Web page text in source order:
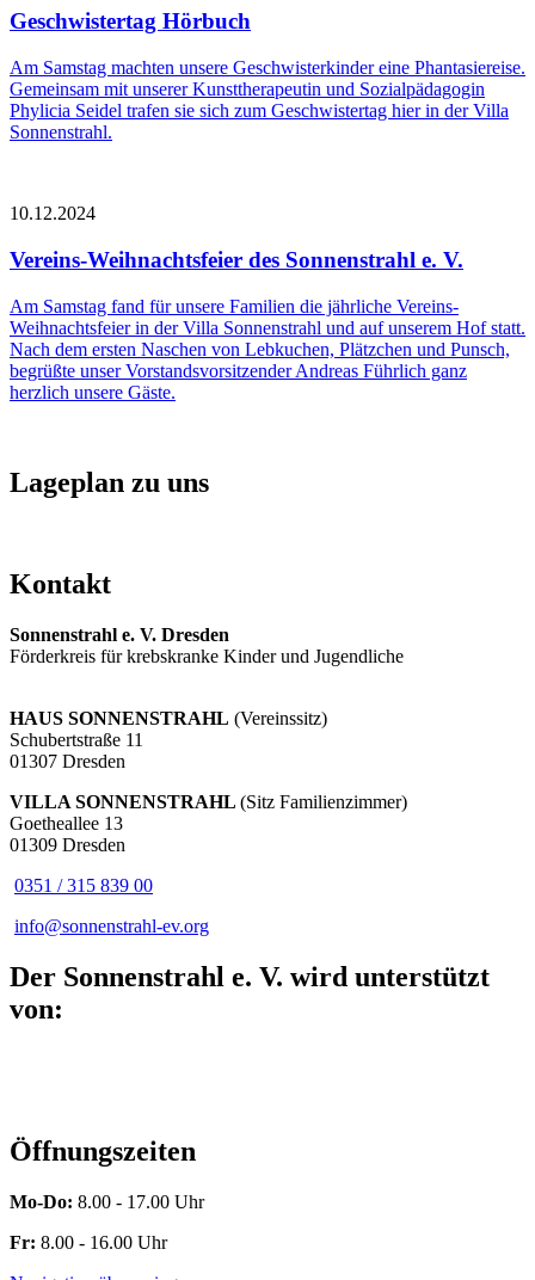
Geschwistertag Hörbuch
Am Samstag machten unsere Geschwisterkinder eine Phantasiereise.
Gemeinsam mit unserer Kunsttherapeutin und Sozialpädagogin
Phylicia Seidel trafen sie sich zum Geschwistertag hier in der Villa
Sonnenstrahl.
10.12.2024
Vereins-Weihnachtsfeier des Sonnenstrahl e. V.
Am Samstag fand für unsere Familien die jährliche Vereins-
Weihnachtsfeier in der Villa Sonnenstrahl und auf unserem Hof statt.
Nach dem ersten Naschen von Lebkuchen, Plätzchen und Punsch,
begrüßte unser Vorstandsvorsitzender Andreas Führlich ganz
herzlich unsere Gäste.
Lageplan zu uns
Kontakt
Sonnenstrahl e. V. Dresden
Förderkreis für krebskranke Kinder und Jugendliche
HAUS SONNENSTRAHL (Vereinssitz)
Schubertstraße 11
01307 Dresden
VILLA SONNENSTRAHL (Sitz Familienzimmer)
Goetheallee 13
01309 Dresden
0351 / 315 839 00
info@sonnenstrahl-ev.org
Der Sonnenstrahl e. V. wird unterstützt
von:
Öffnungszeiten
Mo-Do: 8.00 - 17.00 Uhr
Fr: 8.00 - 16.00 Uhr